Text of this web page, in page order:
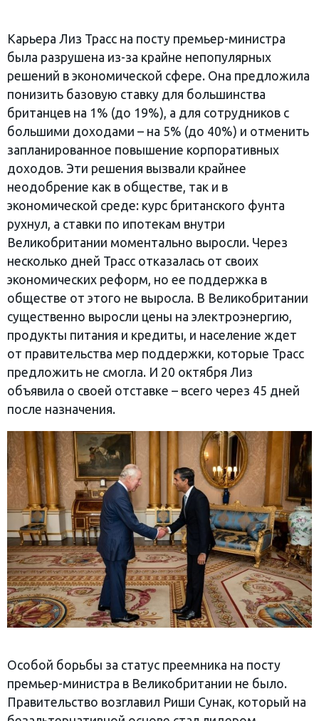
Карьера Лиз Трасс на посту премьер-министра
была разрушена из-за крайне непопулярных
решений в экономической сфере. Она предложила
понизить базовую ставку для большинства
британцев на 1% (до 19%), а для сотрудников с
большими доходами – на 5% (до 40%) и отменить
запланированное повышение корпоративных
доходов. Эти решения вызвали крайнее
неодобрение как в обществе, так и в
экономической среде: курс британского фунта
рухнул, а ставки по ипотекам внутри
Великобритании моментально выросли. Через
несколько дней Трасс отказалась от своих
экономических реформ, но ее поддержка в
обществе от этого не выросла. В Великобритании
существенно выросли цены на электроэнергию,
продукты питания и кредиты, и население ждет
от правительства мер поддержки, которые Трасс
предложить не смогла. И 20 октября Лиз
объявила о своей отставке – всего через 45 дней
после назначения.
Особой борьбы за статус преемника на посту
премьер-министра в Великобритании не было.
Правительство возглавил Риши Сунак, который на